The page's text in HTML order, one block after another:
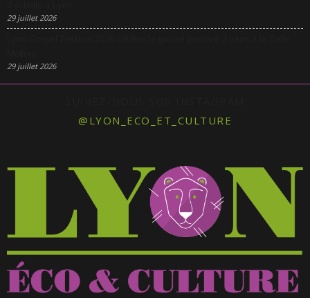
29 juillet 2026
29 juillet 2026
@LYON_ECO_ET_CULTURE